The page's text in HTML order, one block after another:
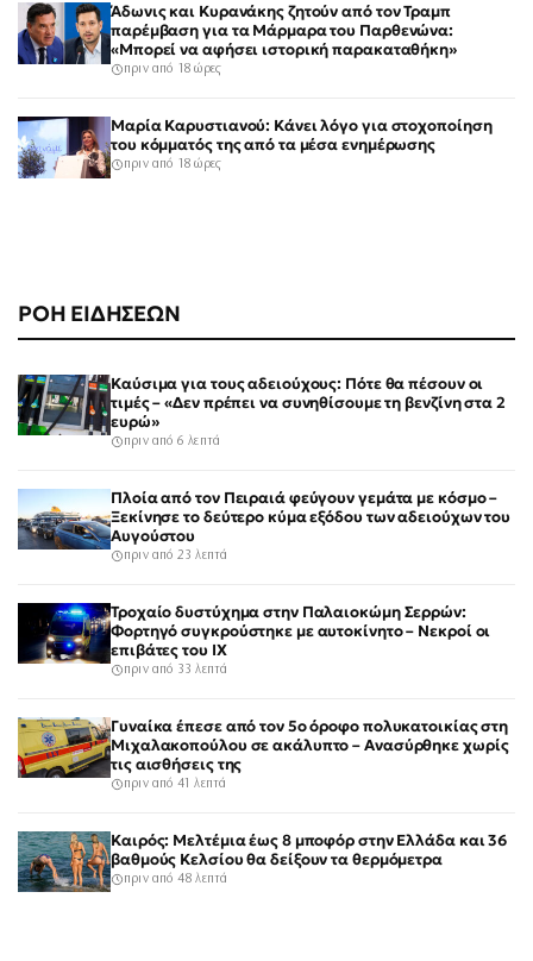
ΡΟΗ ΕΙΔΗΣΕΩΝ
Καύσιμα για τους αδειούχους: Πότε θα πέσουν οι
τιμές – «Δεν πρέπει να συνηθίσουμε τη βενζίνη στα 2
ευρώ»
πριν από 6 λεπτά
Πλοία από τον Πειραιά φεύγουν γεμάτα με κόσμο –
Ξεκίνησε το δεύτερο κύμα εξόδου των αδειούχων του
Αυγούστου
πριν από 23 λεπτά
Τροχαίο δυστύχημα στην Παλαιοκώμη Σερρών:
Φορτηγό συγκρούστηκε με αυτοκίνητο – Νεκροί οι
επιβάτες του ΙΧ
πριν από 33 λεπτά
Γυναίκα έπεσε από τον 5ο όροφο πολυκατοικίας στη
Μιχαλακοπούλου σε ακάλυπτο – Ανασύρθηκε χωρίς
τις αισθήσεις της
πριν από 41 λεπτά
Καιρός: Μελτέμια έως 8 μποφόρ στην Ελλάδα και 36
βαθμούς Κελσίου θα δείξουν τα θερμόμετρα
πριν από 48 λεπτά
Άδωνις και Κυρανάκης ζητούν από τον Τραμπ
παρέμβαση για τα Μάρμαρα του Παρθενώνα:
«Μπορεί να αφήσει ιστορική παρακαταθήκη»
πριν από 18 ώρες
Μαρία Καρυστιανού: Κάνει λόγο για στοχοποίηση
του κόμματός της από τα μέσα ενημέρωσης
πριν από 18 ώρες